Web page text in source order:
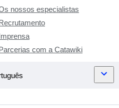
nossos especialistas
com a Catawiki